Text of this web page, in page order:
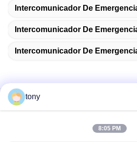
Intercomunicador De
Intercomunicador De
Intercomunicador De
Contacto rápido
tony
8:05 PM